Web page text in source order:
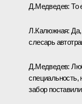
Д.Медведев:То
Л.Калюжная:
слесарь
Д.Медведев:
специальность,
забор